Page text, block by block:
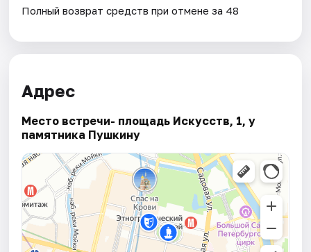
Полный возврат средств при отмене за 48
Адрес
Место встречи- площадь Искусств, 1, у
памятника Пушкину